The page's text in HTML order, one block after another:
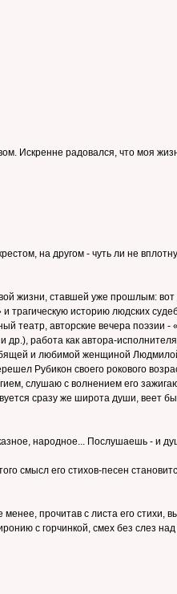
Искренне радовался, что моя
на другом - чуть ли не
жизни, ставшей уже прошлым: вот
трагическую историю людских
театр, авторские вечера поэзии -
работа как автора-
и любимой женщиной
Рубикон своего рокового
слушаю с волнением его
сразу же широта души, веет
народное... Послушаешь - и
смысл его стихов-песен
прочитав с листа его стихи,
с горчинкой, смех без слез